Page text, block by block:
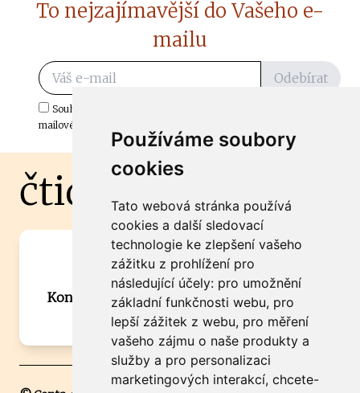
Používáme soubory
cookies
Tato webová stránka používá
cookies a další sledovací
technologie ke zlepšení vašeho
zážitku z prohlížení pro
následující účely: pro umožnění
základní funkčnosti webu, pro
lepší zážitek z webu, pro měření
vašeho zájmu o naše produkty a
služby a pro personalizaci
marketingových interakcí, chcete-
To nejzajímavější do Vašeho e-
mailu
Odebírat
Souhlasím s odběrem důležitých zpráv ze ČtiDoma.cz do mé e-
mailové schránky.
čtidoma.cz
Máte zajímavou informaci? Chcete
spolupracovat?
Kontaktujte šéfredaktora Martina Chalupu:
chalupa@ctidoma.cz